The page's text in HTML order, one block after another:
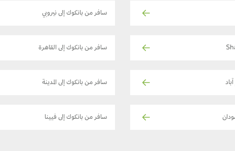
سافر من بانكوك إلى نيروبي
سافر من بانكوك إلى القاهرة
سافر من بانكوك إلى المدينة
سافر من بانكوك إلى فيينا